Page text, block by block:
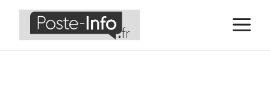
Aller
contenu